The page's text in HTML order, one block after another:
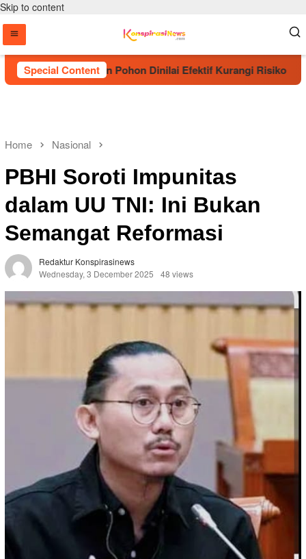
Skip to content
Special Content
Penanaman Pohon Dinilai Efektif Kurangi Risiko Karhutla
Home Nasional
PBHI Soroti Impunitas
dalam UU TNI: Ini Bukan
Semangat Reformasi
Redaktur Konspirasinews
Wednesday, 3 December 2025
48 views